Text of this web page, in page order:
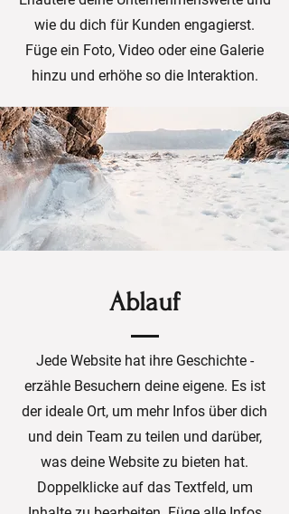
wie du dich für Kunden engagierst.
Füge ein Foto, Video oder eine Galerie
hinzu und erhöhe so die Interaktion.
Ablauf
Jede Website hat ihre Geschichte -
erzähle Besuchern deine eigene. Es ist
der ideale Ort, um mehr Infos über dich
und dein Team zu teilen und darüber,
was deine Website zu bieten hat.
Doppelklicke auf das Textfeld, um